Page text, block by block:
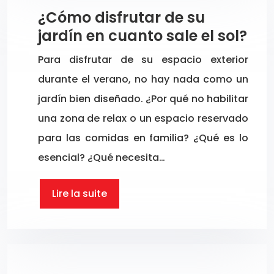
¿Cómo disfrutar de su
jardín en cuanto sale el sol?
Para disfrutar de su espacio exterior
durante el verano, no hay nada como un
jardín bien diseñado. ¿Por qué no habilitar
una zona de relax o un espacio reservado
para las comidas en familia? ¿Qué es lo
esencial? ¿Qué necesita…
Lire la suite